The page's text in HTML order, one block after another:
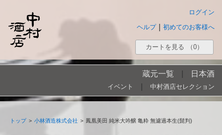
ログイン
初めてのお客様へ
ヘルプ
カートを見る （0）
蔵元一覧 日本酒
イベント 中村酒店セレクション
トップ > 小林酒造株式会社 > 鳳凰美田 純米大吟醸 亀粋 無濾過本生(髭判)